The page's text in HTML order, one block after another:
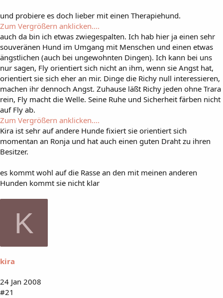
und probiere es doch lieber mit einen Therapiehund.
Zum Vergrößern anklicken....
auch da bin ich etwas zwiegespalten. Ich hab hier ja einen sehr
souveränen Hund im Umgang mit Menschen und einen etwas
ängstlichen (auch bei ungewohnten Dingen). Ich kann bei uns
nur sagen, Fly orientiert sich nicht an ihm, wenn sie Angst hat,
orientiert sie sich eher an mir. Dinge die Richy null interessieren,
machen ihr dennoch Angst. Zuhause läßt Richy jeden ohne Trara
rein, Fly macht die Welle. Seine Ruhe und Sicherheit färben nicht
auf Fly ab.
Zum Vergrößern anklicken....
Kira ist sehr auf andere Hunde fixiert sie orientiert sich
momentan an Ronja und hat auch einen guten Draht zu ihren
Besitzer.
es kommt wohl auf die Rasse an den mit meinen anderen
Hunden kommt sie nicht klar
K
kira
24 Jan 2008
#21